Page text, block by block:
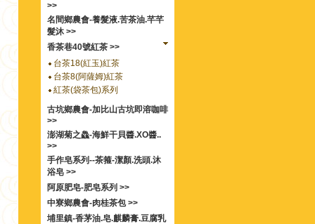
>>
名間鄉農會-養髮液.苦茶油.芊芊
髮沐 >>
香茶巷40號紅茶 >>
台茶18(紅玉)紅茶
台茶8(阿薩姆)紅茶
紅茶(袋茶包)系列
古坑鄉農會-加比山古坑即溶咖啡
>>
澎湖菊之鱻-海鮮干貝醬.XO醬..
>>
手作皂系列--茶箍-潔顏.洗頭.沐
浴皂 >>
阿原肥皂-肥皂系列 >>
中寮鄉農會-肉桂茶包 >>
埔里鎮-香茅油.皂.麒麟膏.豆腐乳